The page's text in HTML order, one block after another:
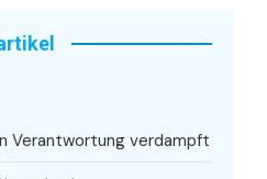
Verantwortung verdampft